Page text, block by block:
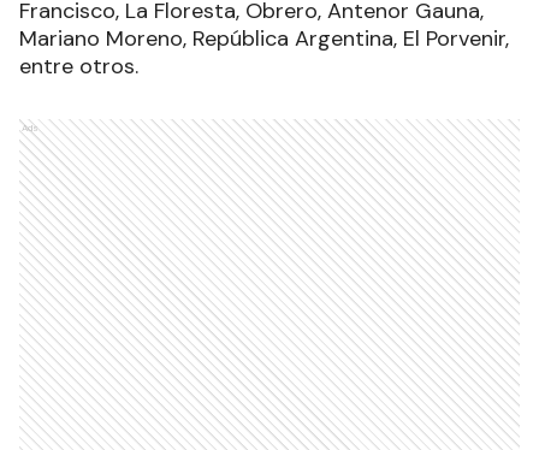
Francisco, La Floresta, Obrero, Antenor Gauna,
Mariano Moreno, República Argentina, El Porvenir,
entre otros.
Ads